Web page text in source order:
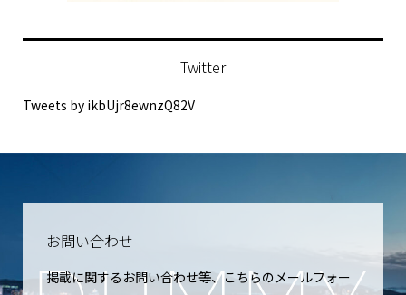
Twitter
Tweets by ikbUjr8ewnzQ82V
お問い合わせ
掲載に関するお問い合わせ等、こちらのメールフォー